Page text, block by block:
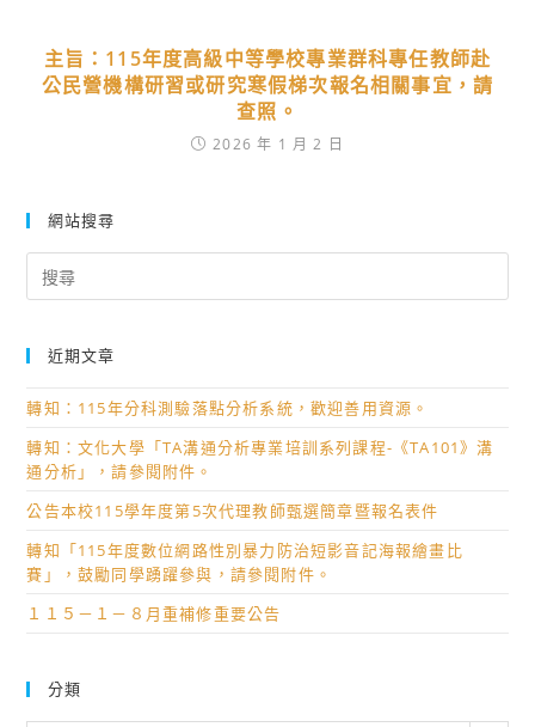
主旨：115年度高級中等學校專業群科專任教師赴
公民營機構研習或研究寒假梯次報名相關事宜，請
查照。
2026 年 1 月 2 日
網站搜尋
for:
近期文章
轉知：115年分科測驗落點分析系統，歡迎善用資源。
轉知：文化大學「TA溝通分析專業培訓系列課程-《TA101》溝
通分析」，請參閱附件。
公告本校115學年度第5次代理教師甄選簡章暨報名表件
轉知「115年度數位網路性別暴力防治短影音記海報繪畫比
賽」，鼓勵同學踴躍參與，請參閱附件。
１１５－１－８月重補修重要公告
分類